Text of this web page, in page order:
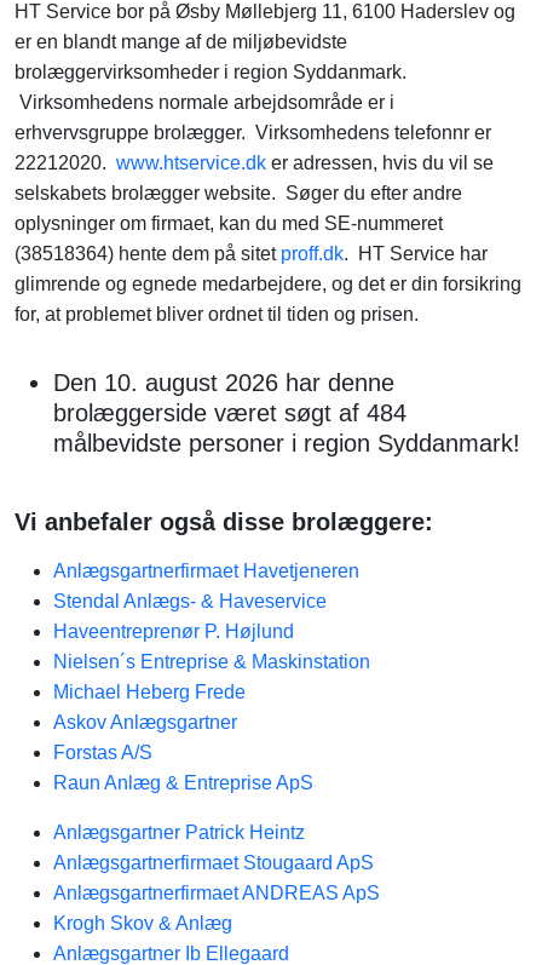
HT Service bor på Øsby Møllebjerg 11, 6100 Haderslev og
er en blandt mange af de miljøbevidste
brolæggervirksomheder i region Syddanmark.
Virksomhedens normale arbejdsområde er i
erhvervsgruppe brolægger. Virksomhedens telefonnr er
22212020. www.htservice.dk er adressen, hvis du vil se
selskabets brolægger website. Søger du efter andre
oplysninger om firmaet, kan du med SE-nummeret
(38518364) hente dem på sitet proff.dk. HT Service har
glimrende og egnede medarbejdere, og det er din forsikring
for, at problemet bliver ordnet til tiden og prisen.
Den 10. august 2026 har denne
brolæggerside været søgt af 484
målbevidste personer i region Syddanmark!
Vi anbefaler også disse brolæggere:
Anlægsgartnerfirmaet Havetjeneren
Stendal Anlægs- & Haveservice
Haveentreprenør P. Højlund
Nielsen´s Entreprise & Maskinstation
Michael Heberg Frede
Askov Anlægsgartner
Forstas A/S
Raun Anlæg & Entreprise ApS
Anlægsgartner Patrick Heintz
Anlægsgartnerfirmaet Stougaard ApS
Anlægsgartnerfirmaet ANDREAS ApS
Krogh Skov & Anlæg
Anlægsgartner Ib Ellegaard